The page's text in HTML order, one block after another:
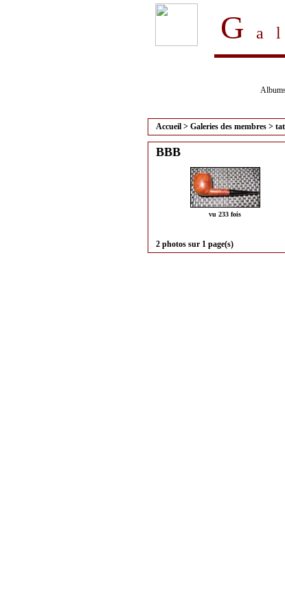
G
Accueil > Galeries des membres >
BBB
vu 233 fois
2 photos sur 1 page(s)